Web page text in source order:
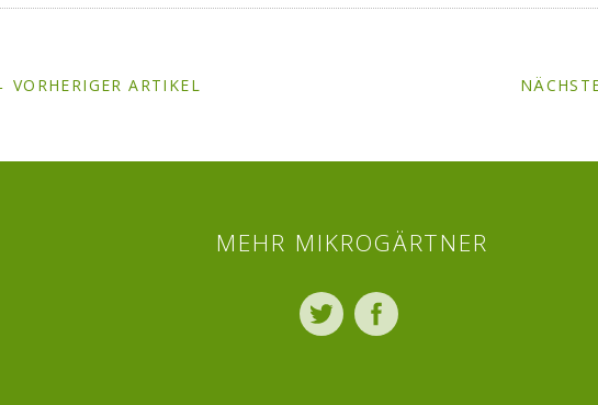
VORHERIGER ARTIKEL
MEHR MIKROGÄRTNER
Twitter